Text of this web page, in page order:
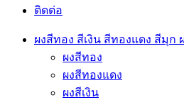
ติดต่อ
ผงสีทอง สีเงิน สีทองแดง สีมุก
ผงสีทอง
ผงสีทองแดง
ผงสีเงิน